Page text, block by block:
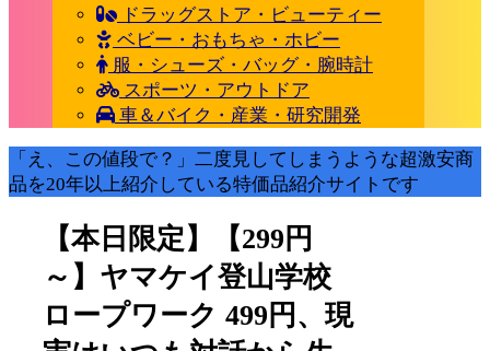
ドラッグストア・ビューティー
ベビー・おもちゃ・ホビー
服・シューズ・バッグ・腕時計
スポーツ・アウトドア
車＆バイク・産業・研究開発
「え、この値段で？」二度見してしまうような超激安商
品を20年以上紹介している特価品紹介サイトです
【本日限定】【299円
～】ヤマケイ登山学校
ロープワーク 499円、現